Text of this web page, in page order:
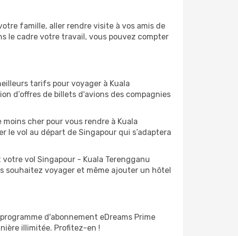
famille, aller rendre visite à vos amis de
le cadre votre travail, vous pouvez compter
tarifs pour voyager à Kuala
d’offres de billets d'avions des compagnies
cher pour vous rendre à Kuala
le vol au départ de Singapour qui s’adaptera
vol Singapour - Kuala Terengganu
souhaitez voyager et même ajouter un hôtel
d'abonnement eDreams Prime
illimitée. Profitez-en !